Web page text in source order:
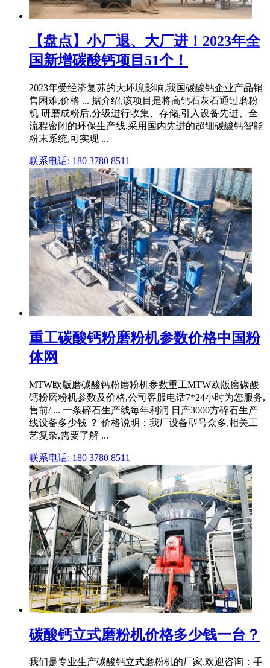
【盘点】小厂退、大厂进！2023年全
国新增碳酸钙项目51个！
2023年受经济复苏的大环境影响,我国碳酸钙企业产品销
售困难,价格 ... 据介绍,该项目是将高钙石灰石通过磨粉
机 研磨成粉后,分级进行收集、存储,引入设备先进、全
流程密闭的环保生产线,采用国内先进的超细碳酸钙智能
粉末系统,可实现 ...
联系电话: 180 3780 8511
重工碳酸钙粉磨粉机参数价格中国粉
体网
MTW欧版磨碳酸钙粉磨粉机参数重工MTW欧版磨碳酸
钙粉磨粉机参数及价格,公司客服电话7*24小时为您服务,
售前/ ... 一条碎石生产线每年利润 日产3000方碎石生产
线设备多少钱 ？ 价格说明：我厂设备型号众多,相关工
艺复杂,需要了解 ...
联系电话: 180 3780 8511
碳酸钙立式磨粉机价格多少钱一台？
我们是专业生产碳酸钙立式磨粉机的厂家,欢迎咨询：手